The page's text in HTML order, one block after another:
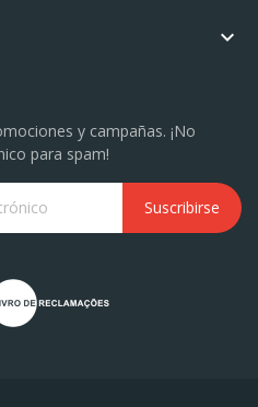

y campañas. ¡No
para spam!
Suscribirse